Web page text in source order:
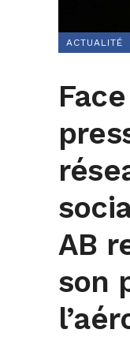
ACTUALITÉ
AB
son